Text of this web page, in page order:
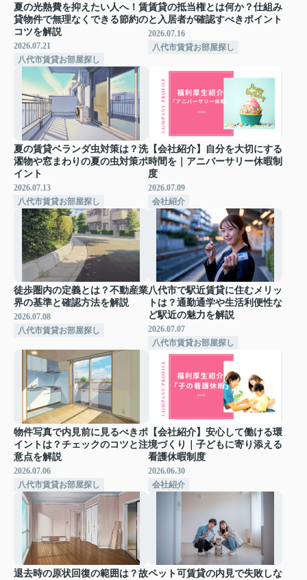
夏の光熱費を抑えたい人へ！賃
貸物件で無理なくできる節約の
コツを解説
2026.07.21
八代市賃貸お部屋探し
賃貸の抵当権とは何か？仕組み
と入居者が確認すべきポイント
2026.07.16
八代市賃貸お部屋探し
夏の賃貸ベランダ虫対策は？洗
濯物や窓まわりの夏の虫対策ポ
イント
2026.07.13
八代市賃貸お部屋探し
【会社紹介】自分を大切にする
時間を｜アニバーサリー休暇制
度
2026.07.09
会社紹介
徒歩圏内の定義とは？不動産業
界の基準と確認方法を解説
2026.07.08
八代市賃貸お部屋探し
八代市で駅近賃貸に住むメリッ
トは？通勤通学や生活利便性な
ど駅近の魅力を解説
2026.07.07
八代市賃貸お部屋探し
物件写真で内見前に見るべきポ
イントは？チェックのコツと注
意点を解説
2026.07.06
八代市賃貸お部屋探し
【会社紹介】安心して働ける環
境づくり｜子どもに寄り添える
看護休暇制度
2026.06.30
会社紹介
退去時の原状回復の範囲は？故ペット可賃貸の内見で失敗しな